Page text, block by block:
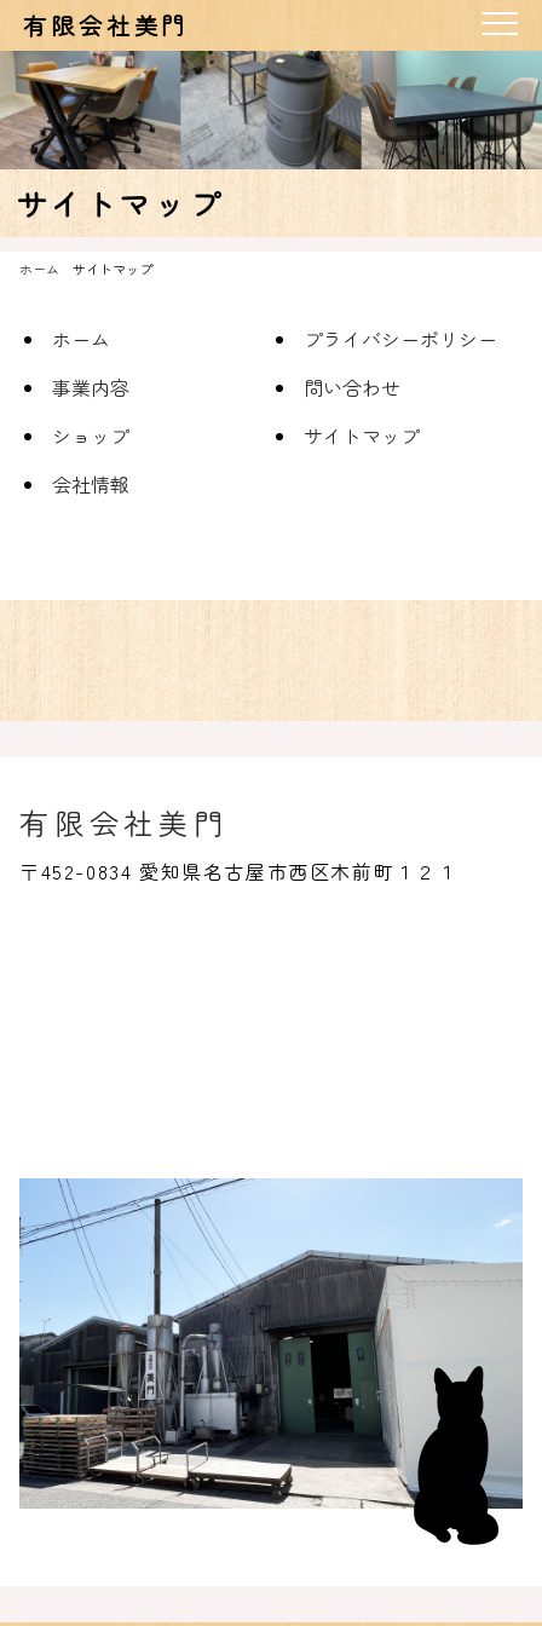
有限会社美門
サイトマップ
ホーム サイトマップ
ホーム
事業内容
ショップ
会社情報
プライバシーポリシー
問い合わせ
サイトマップ
有限会社美門
〒452-0834 愛知県名古屋市西区木前町１２１